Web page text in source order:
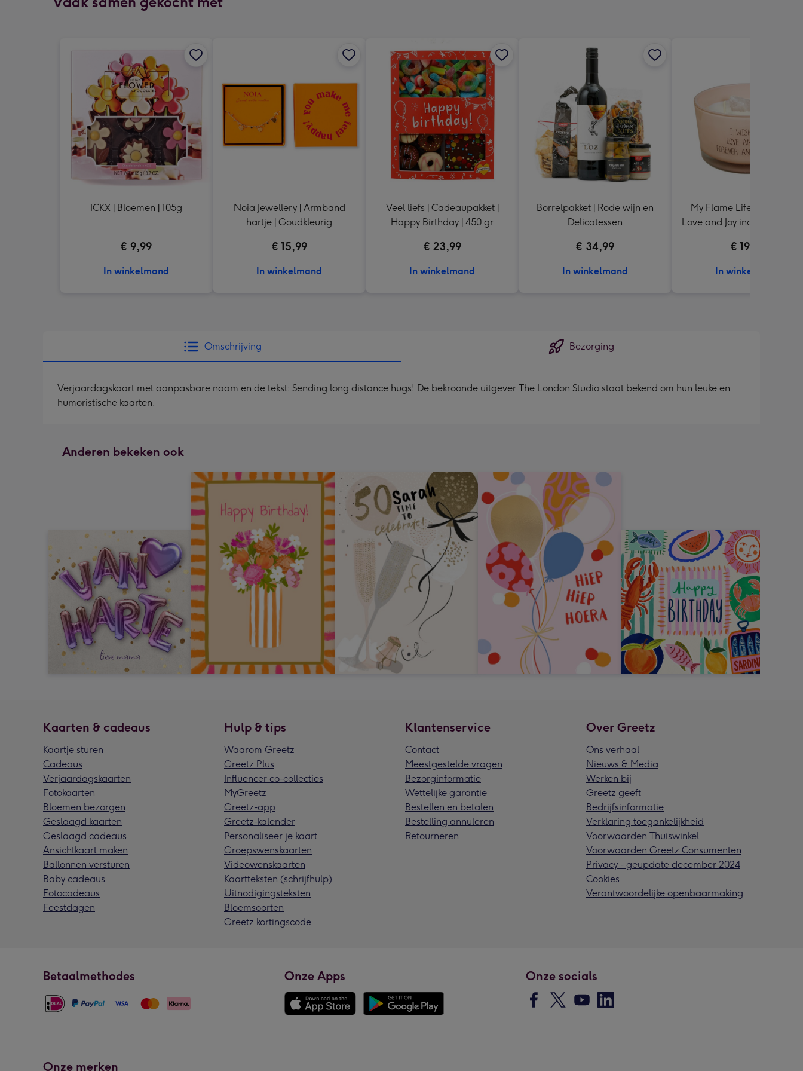
ICKX | Bloemen | 105g
€ 9,99
In winkelmand
Noia Jewellery | Armband
hartje | Goudkleurig
€ 15,99
In winkelmand
Veel liefs | Cadeaupakket |
Happy Birthday | 450 gr
€ 23,99
In winkelmand
Borrelpakket | Rode wijn en
Delicatessen
€ 34,99
In winkelmand
My Flame Lifestyle | Kaars
Love and Joy incl.
€ 19,99
In winkelmand
Omschrijving Bezorging
Verjaardagskaart met aanpasbare naam en de tekst: Sending long distance hugs! De bekroonde uitgever The London Studio staat bekend om hun leuke en
humoristische kaarten.
Anderen bekeken ook
Kaarten & cadeaus
Kaartje sturen
Cadeaus
Verjaardagskaarten
Fotokaarten
Bloemen bezorgen
Geslaagd kaarten
Geslaagd cadeaus
Ansichtkaart maken
Ballonnen versturen
Baby cadeaus
Fotocadeaus
Feestdagen
Hulp & tips
Waarom Greetz
Greetz Plus
Influencer co-collecties
MyGreetz
Greetz-app
Greetz-kalender
Personaliseer je kaart
Groepswenskaarten
Videowenskaarten
Kaartteksten (schrijfhulp)
Uitnodigingsteksten
Bloemsoorten
Greetz kortingscode
Klantenservice
Contact
Meestgestelde vragen
Bezorginformatie
Wettelijke garantie
Bestellen en betalen
Bestelling annuleren
Retourneren
Over Greetz
Ons verhaal
Nieuws & Media
Werken bij
Greetz geeft
Bedrijfsinformatie
Verklaring toegankelijkheid
Voorwaarden Thuiswinkel
Voorwaarden Greetz Consumenten
Privacy - geupdate december 2024
Cookies
Verantwoordelijke openbaarmaking
Betaalmethodes Onze Apps Onze socials
Onze merken